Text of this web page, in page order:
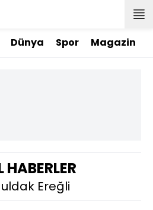
Dünya Spor Magazin
HABERLER
Ereğli